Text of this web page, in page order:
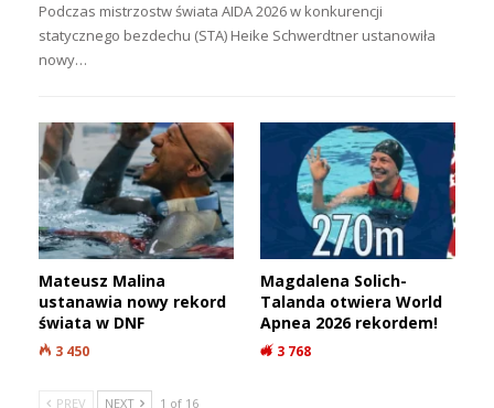
Suunto Nautic S z nową aktualizacją.
Whale Alert trafia do Europy. Aplikacja
pomaga unikać…
478
Ukryte ogrody Alaski. To nie głębokość
decyduje o życiu w…
1 987